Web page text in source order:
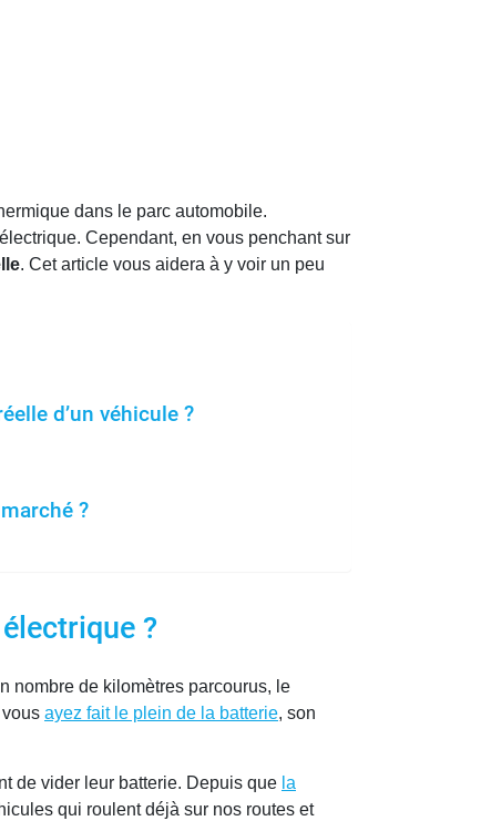
dans le parc automobile.
Cependant, en vous penchant sur
. Cet article vous aidera à y voir un peu
d’un véhicule ?
?
?
nombre de kilomètres parcourus, le
ayez fait le plein de la batterie, son
de vider leur batterie. Depuis que la
qui roulent déjà sur nos routes et